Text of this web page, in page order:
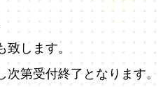
します。
第受付終了となります。